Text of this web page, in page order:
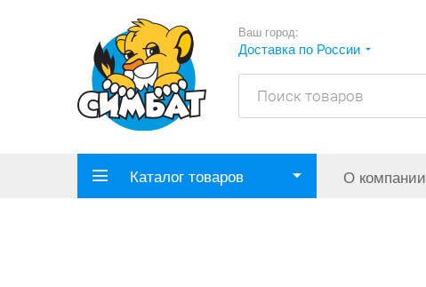
Ваш город:
Доставка по России
Каталог товаров О компании